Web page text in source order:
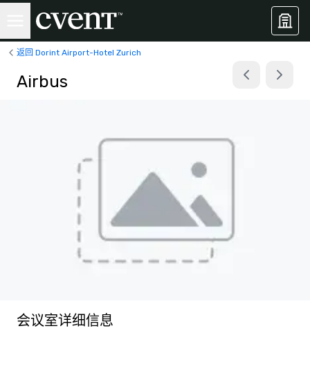
返回 Dorint Airport-Hotel Zurich
Airbus
会议室详细信息